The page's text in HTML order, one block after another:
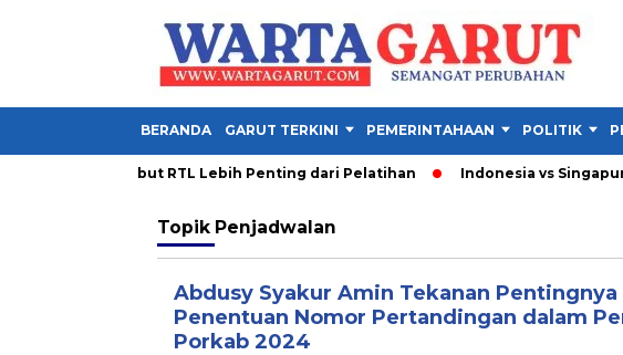
BERANDA GARUT TERKINI PEMERINTAHAAN POLITIK
PDM Garut Sebut RTL Lebih Penting dari Pelatihan Indonesia vs Singapura
Topik Penjadwalan
Abdusy Syakur Amin Tekanan Pentingnya
Penentuan Nomor Pertandingan dalam
Porkab 2024